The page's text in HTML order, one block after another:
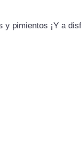
pimientos ¡Y a